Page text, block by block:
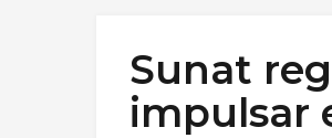
Sunat
impulsar